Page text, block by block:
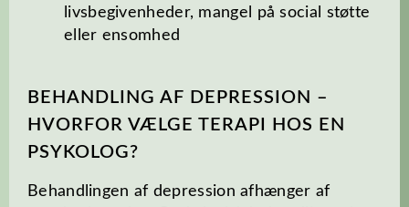
livsbegivenheder, mangel på social støtte
eller ensomhed
BEHANDLING AF DEPRESSION –
HVORFOR VÆLGE TERAPI HOS EN
PSYKOLOG?
Behandlingen af depression afhænger af